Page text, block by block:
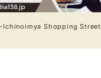
Ichinoimya Shopping Street